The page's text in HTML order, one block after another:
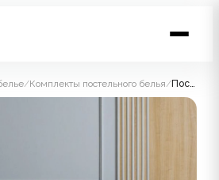
/Комплекты постельного белья/ Постельное белье Brownie Allure Grass Семейный